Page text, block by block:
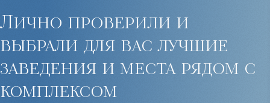
Лично проверили и
выбрали для вас лучшие
заведения и места рядом с
комплексом